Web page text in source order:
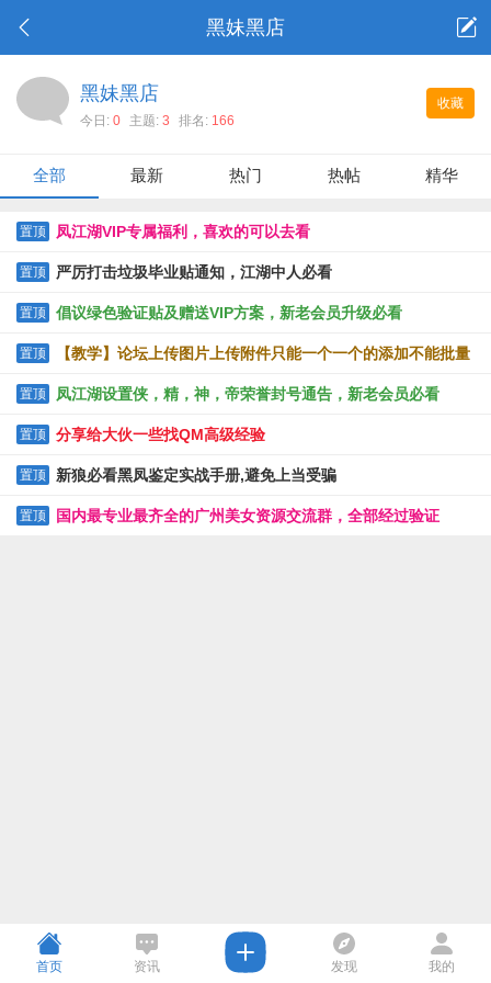
黑妹黑店
收藏
黑妹黑店
今日: 0 主题: 3 排名: 166
全部 最新 热门 热帖 精华
置顶 凤江湖VIP专属福利，喜欢的可以去看
置顶 严厉打击垃圾毕业贴通知，江湖中人必看
置顶 倡议绿色验证贴及赠送VIP方案，新老会员升级必看
置顶 【教学】论坛上传图片上传附件只能一个一个的添加不能批量
上传的解决办法
置顶 凤江湖设置侠，精，神，帝荣誉封号通告，新老会员必看
置顶 分享给大伙一些找QM高级经验
置顶 新狼必看黑凤鉴定实战手册,避免上当受骗
置顶 国内最专业最齐全的广州美女资源交流群，全部经过验证
首页 资讯 发现 我的